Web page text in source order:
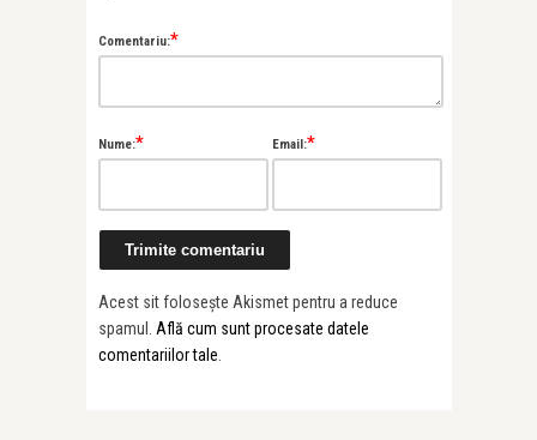
Comentariu:*
Nume:* Email:*
Acest sit folosește Akismet pentru a reduce
spamul. Află cum sunt procesate datele
comentariilor tale